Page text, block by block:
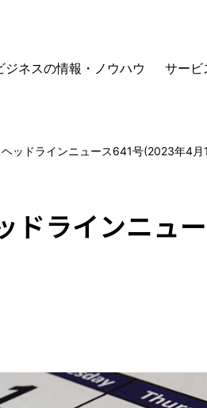
ジネスの情報・ノウハウ サービ
ッドラインニュース641号(2023年4月
ドラインニュ